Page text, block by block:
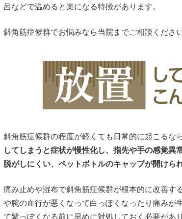
呂などで温めると楽になる特徴があります。
斜角筋症候群でお悩みなら当院までご相談くださ
斜角筋症候群の程度が軽くても日常的に起こるな
してしまうと症状が慢性化し、指先や手の感覚異
脱がしにくい、ペットボトルのキャップが開けら
痛み止めや湿布で斜角筋症候群が根本的に改善す
や腕の血行が悪くなって白っぽくなったり痛みが
て紫っぽくなる前に早めに対処しておく必要があ